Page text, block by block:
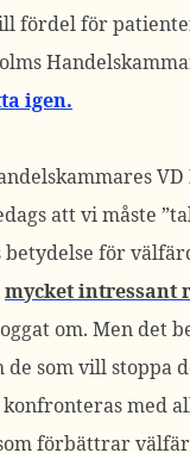
fördel för
igen.
VD
att vi måste
för
mycket intressant
om. Men det
de som vill stoppa
med
förbättrar